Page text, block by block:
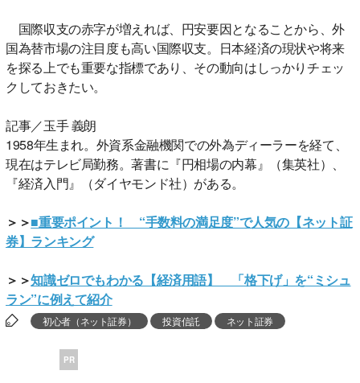
国際収支の赤字が増えれば、円安要因となることから、外
国為替市場の注目度も高い国際収支。日本経済の現状や将来
を探る上でも重要な指標であり、その動向はしっかりチェッ
クしておきたい。
記事／玉手 義朗
1958年生まれ。外資系金融機関での外為ディーラーを経て、
現在はテレビ局勤務。著書に『円相場の内幕』（集英社）、
『経済入門』（ダイヤモンド社）がある。
＞＞■重要ポイント！ “手数料の満足度”で人気の【ネット証
券】ランキング
＞＞知識ゼロでもわかる【経済用語】 「格下げ」を“ミシュ
ラン”に例えて紹介
初心者（ネット証券） 投資信託 ネット証券
PR